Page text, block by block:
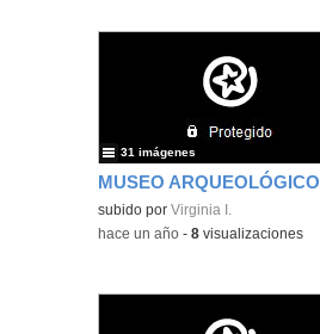
MUSEO ARQUEOLÓGICO
Contenido educativo.
subido porVirginia I.
31 imágenes
-hace un año -8 visualizaciones